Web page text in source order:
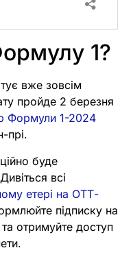
1?
вже зовсім
пройде 2 березня
Формули 1-2024
прі.
буде
всі
етері на ОТТ-
підписку на
та отримуйте доступ